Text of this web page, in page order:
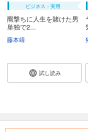
ビジネス・実用
羆撃ちに人生を賭けた男
単独で2...
藤本靖
試し読み